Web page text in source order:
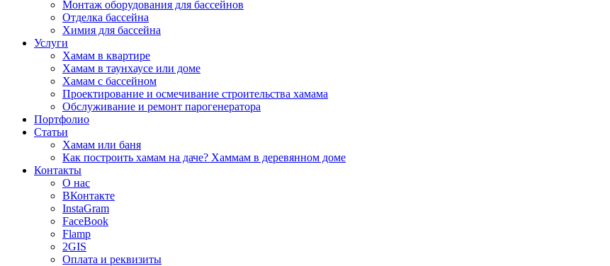
Монтаж оборудования для бассейнов
Отделка бассейна
Химия для бассейна
Услуги
Хамам в квартире
Хамам в таунхаусе или доме
Хамам с бассейном
Проектирование и осмечивание строительства хамама
Обслуживание и ремонт парогенератора
Портфолио
Статьи
Хамам или баня
Как построить хамам на даче? Хаммам в деревянном доме
Контакты
О нас
ВКонтакте
InstaGram
FaceBook
Flamp
2GIS
Оплата и реквизиты